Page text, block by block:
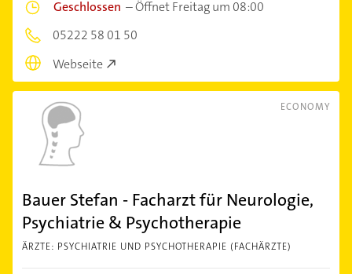
Geschlossen –Öffnet Freitag um 08:00
05222 58 01 50
Webseite
ECONOMY
Bauer Stefan - Facharzt für Neurologie,
Psychiatrie & Psychotherapie
ÄRZTE: PSYCHIATRIE UND PSYCHOTHERAPIE (FACHÄRZTE)